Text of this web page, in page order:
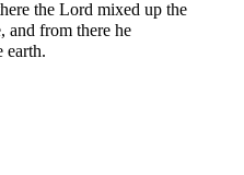
the Lord mixed up the
and from there he
earth.